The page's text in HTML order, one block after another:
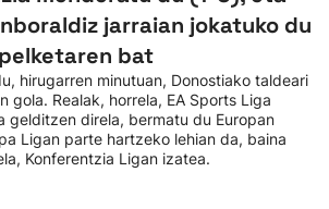
jarraian jokatuko du
bat
hirugarren minutuan, Donostiako taldeari
gola. Realak, horrela, EA Sports Liga
gelditzen direla, bermatu du Europan
Ligan parte hartzeko lehian da, baina
Konferentzia Ligan izatea.